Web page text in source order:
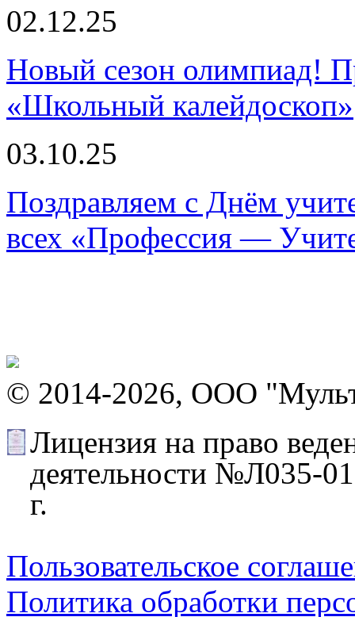
02.12.25
Новый сезон олимпиад!
«Школьный калейдоскоп»
03.10.25
Поздравляем с Днём
всех «Профессия —
© 2014-2026, ООО
Лицензия на право
деятельности №Л035-
г.
Пользовательское
Политика обработки